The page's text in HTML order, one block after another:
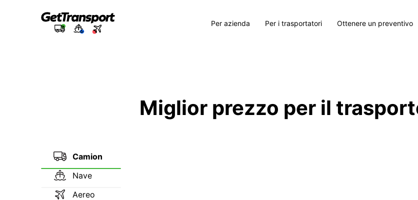
Per azienda Per i trasportatori Ottenere un preventivo
Miglior prezzo per il
Camion
Nave
Aereo